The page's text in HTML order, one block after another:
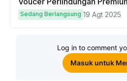
hingga $50
Sedang Berlangsung 19 Agt 2025
Log in to comment
Masuk untuk